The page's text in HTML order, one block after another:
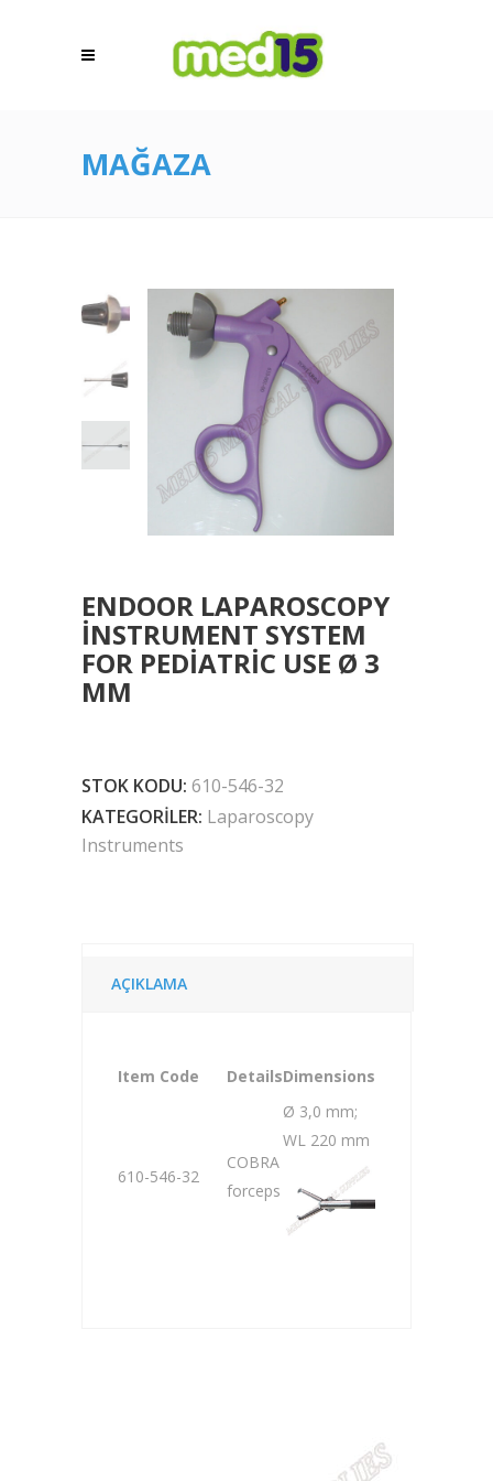
MAĞAZA
ENDOOR LAPAROSCOPY
INSTRUMENT SYSTEM
FOR PEDIATRIC USE Ø 3
MM
STOK KODU: 610-546-32
KATEGORILER: Laparoscopy
Instruments
AÇIKLAMA
Item Code DetailsDimensions
610-546-32
COBRA
forceps
Ø 3,0 mm;
WL 220 mm